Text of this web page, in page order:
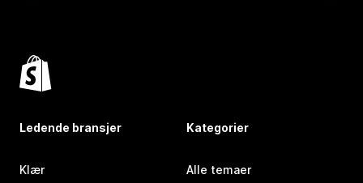
Ledende bransjer
Klær
Kategorier
Alle temaer